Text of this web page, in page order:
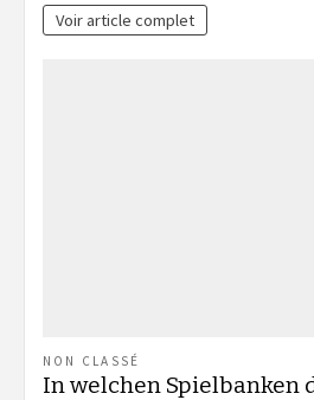
Voir article complet
NON CLASSÉ
In welchen Spielbanken